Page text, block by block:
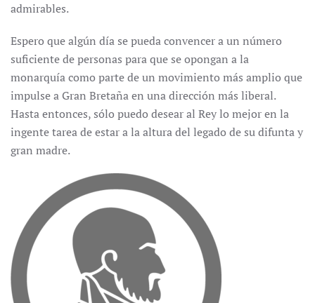
admirables.
Espero que algún día se pueda convencer a un número
suficiente de personas para que se opongan a la
monarquía como parte de un movimiento más amplio que
impulse a Gran Bretaña en una dirección más liberal.
Hasta entonces, sólo puedo desear al Rey lo mejor en la
ingente tarea de estar a la altura del legado de su difunta y
gran madre.